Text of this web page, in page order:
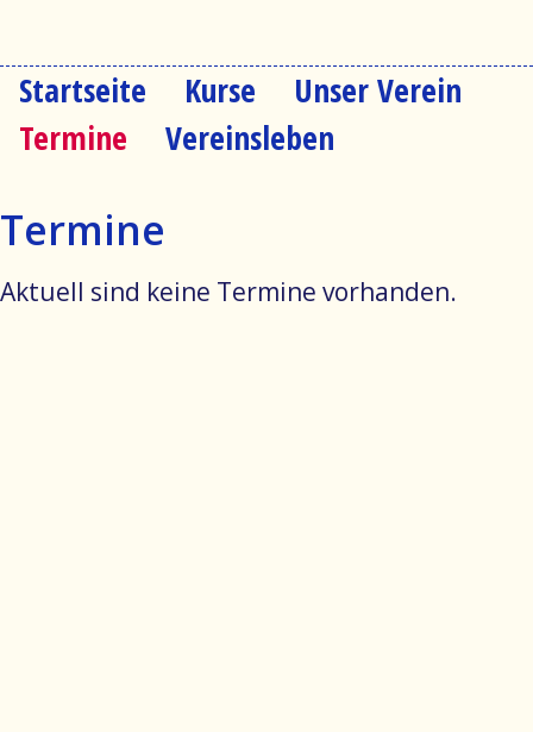
Navigation
überspringen
Startseite Kurse
Unser Verein
Termine
Vereinsleben
Termine
Aktuell sind keine Termine vorhanden.